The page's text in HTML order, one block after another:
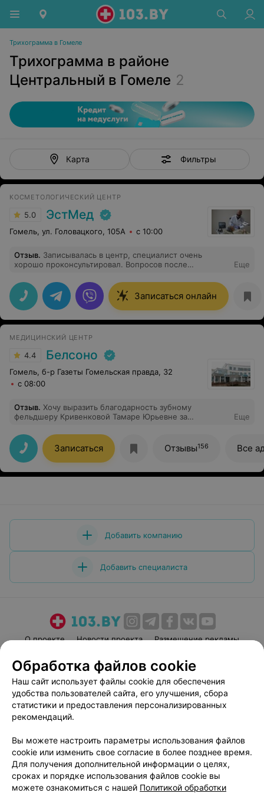
Трихограмма в Гомеле
Трихограмма в районе
Центральный в Гомеле 2
Карта Фильтры
КОСМЕТОЛОГИЧЕСКИЙ ЦЕНТР
5.0 ЭстМед
Гомель, ул. Головацкого, 105А с 10:00
Отзыв. Записывалась в центр, специалист очень
хорошо проконсультировал. Вопросов после
Еще
Записаться онлайн
МЕДИЦИНСКИЙ ЦЕНТР
4.4 Белсоно
Гомель, б-р Газеты Гомельская правда, 32
с 08:00
Отзыв. Хочу выразить благодарность зубному
фельдшеру Кривенковой Тамаре Юрьевне за
Еще
Записаться Отзывы156 Все
Добавить компанию
Добавить специалиста
О проекте Новости проекта
Размещение рекламы
Пользовательское соглашение
Способы оплаты
Вакансии
Партнеры
Написать руководителю 103.by
Персональные настройки cookie
Обработка персональных данных
Обработка файлов cookie
Наш сайт использует файлы cookie для обеспечения
удобства пользователей сайта, его улучшения, сбора
статистики и предоставления персонализированных
рекомендаций.
Вы можете настроить параметры использования файлов
cookie или изменить свое согласие в более позднее время.
Для получения дополнительной информации о целях,
сроках и порядке использования файлов cookie вы
можете ознакомиться с нашей Политикой обработки